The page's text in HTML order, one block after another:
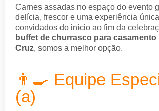
Carnes assadas no espaço do evento
delícia, frescor e uma experiência
convidados do início ao fim da
buffet de churrasco para casamento
Cruz, somos a melhor opção.
👨‍🍳 Equipe
(a)